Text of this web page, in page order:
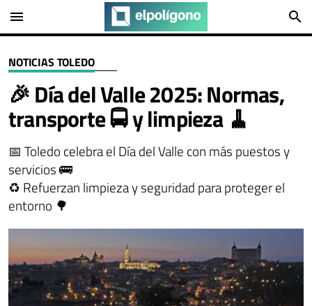
menu search
NOTICIAS TOLEDO
🎉 Día del Valle 2025: Normas,
transporte 🚍 y limpieza 🧹
📅 Toledo celebra el Día del Valle con más puestos y
servicios 🚌
♻️ Refuerzan limpieza y seguridad para proteger el
entorno 🌳